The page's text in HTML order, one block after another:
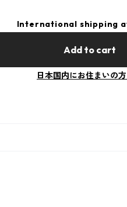
International shipping
Add to cart
日本国内にお住まいの